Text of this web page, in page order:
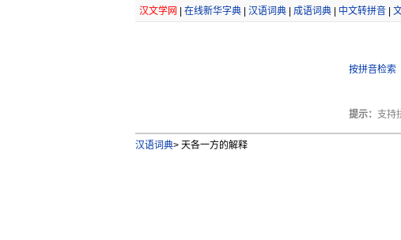
汉文学网 在线新华字典| 汉语词典| 成语词典| 中文转拼音|
按拼音检索
提示： 支持
汉语词典>天各一方的解释